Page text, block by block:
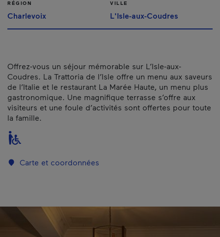
RÉGION
Charlevoix
VILLE
L'Isle-aux-Coudres
Offrez-vous un séjour mémorable sur L’Isle-aux-
Coudres. La Trattoria de l’Isle offre un menu aux saveurs
de l’Italie et le restaurant La Marée Haute, un menu plus
gastronomique. Une magnifique terrasse s’offre aux
visiteurs et une foule d’activités sont offertes pour toute
la famille.
Carte et coordonnées